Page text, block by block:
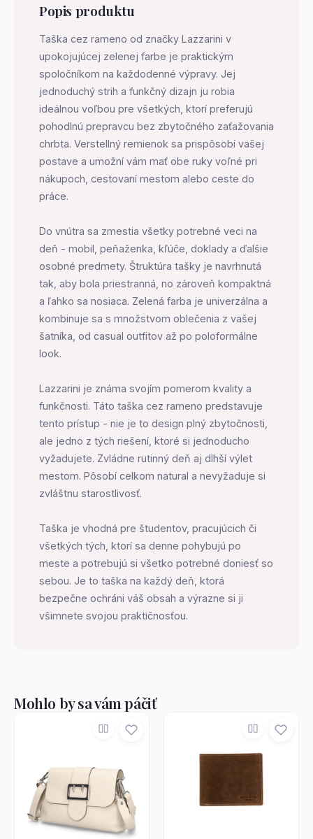
Popis produktu
Taška cez rameno od značky Lazzarini v
upokojujúcej zelenej farbe je praktickým
spoločníkom na každodenné výpravy. Jej
jednoduchý strih a funkčný dizajn ju robia
ideálnou voľbou pre všetkých, ktorí preferujú
pohodlnú prepravcu bez zbytočného zaťažovania
chrbta. Verstellný remienok sa prispôsobí vašej
postave a umožní vám mať obe ruky voľné pri
nákupoch, cestovaní mestom alebo ceste do
práce.
Do vnútra sa zmestia všetky potrebné veci na
deň - mobil, peňaženka, kľúče, doklady a ďalšie
osobné predmety. Štruktúra tašky je navrhnutá
tak, aby bola priestranná, no zároveň kompaktná
a ľahko sa nosiaca. Zelená farba je univerzálna a
kombinuje sa s množstvom oblečenia z vašej
šatníka, od casual outfitov až po poloformálne
look.
Lazzarini je známa svojím pomerom kvality a
funkčnosti. Táto taška cez rameno predstavuje
tento prístup - nie je to design plný zbytočnosti,
ale jedno z tých riešení, ktoré si jednoducho
vyžadujete. Zvládne rutinný deň aj dlhší výlet
mestom. Pôsobí celkom natural a nevyžaduje si
zvláštnu starostlivosť.
Taška je vhodná pre študentov, pracujúcich či
všetkých tých, ktorí sa denne pohybujú po
meste a potrebujú si všetko potrebné doniesť so
sebou. Je to taška na každý deň, ktorá
bezpečne ochráni váš obsah a výrazne si ji
všimnete svojou praktičnosťou.
Mohlo by sa vám páčiť